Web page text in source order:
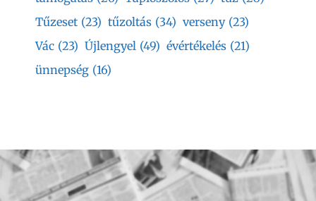
Tűzeset (23) tűzoltás (34) verseny (23)
Vác (23) Újlengyel (49) évértékelés (21)
ünnepség (16)